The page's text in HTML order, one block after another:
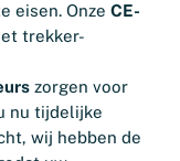
eisen. Onze CE-
trekker-
zorgen voor
nu tijdelijke
wij hebben de